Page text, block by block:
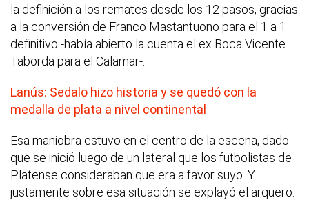
la definición a los remates desde los 12 pasos, gracias
a la conversión de Franco Mastantuono para el 1 a 1
definitivo -había abierto la cuenta el ex Boca Vicente
Taborda para el Calamar-.
Lanús: Sedalo hizo historia y se quedó con la
medalla de plata a nivel continental
Esa maniobra estuvo en el centro de la escena, dado
que se inició luego de un lateral que los futbolistas de
Platense consideraban que era a favor suyo. Y
justamente sobre esa situación se explayó el arquero.